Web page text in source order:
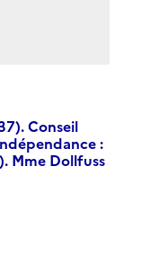
Conseil
:
Mme Dollfuss